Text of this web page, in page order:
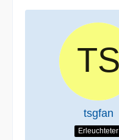
tsgfan
Erleuchteter